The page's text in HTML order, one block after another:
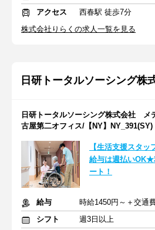
アクセス
西春駅 徒歩7分
株式会社りらくの求人一覧を見る
日研トータルソーシング株
日研トータルソーシング株式会社
古屋第二オフィス/【NY】NY_391(SY)
【生活支援スタ
給与は週払いOK★
ート！
給与
時給1450円～＋交通
シフト
週3日以上